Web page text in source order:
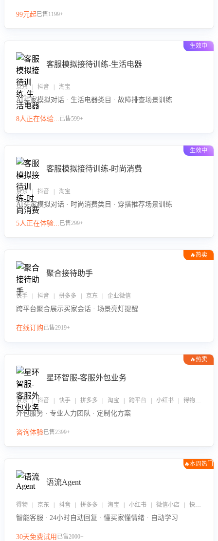
力。
99元起已售1199+
生效中
客服模拟接待训练-生活电器
京东 | 抖音 | 淘宝
AI买家模拟对话 · 生活电器类目 · 故障排查场景训练
8人正在体验...已售599+
生效中
客服模拟接待训练-时尚消费
京东 | 抖音 | 淘宝
AI买家模拟对话 · 时尚消费类目 · 穿搭推荐场景训练
5人正在体验...已售299+
🔥热卖
聚合接待助手
快手 | 抖音 | 拼多多 | 京东 | 企业微信
跨平台聚合展示买家会话 · 场景亮灯提醒
在线订购已售2919+
🔥热卖
星环智服-客服外包业务
京东 | 抖音 | 快手 | 拼多多 | 淘宝 | 跨平台 | 小红书 | 得物 | 企业微信
外包服务 · 专业人力团队 · 定制化方案
咨询体验已售2399+
🔥本周热门
语流Agent
得物 | 京东 | 抖音 | 拼多多 | 淘宝 | 小红书 | 微信小店 | 快手 | 唯品会
智能客服 · 24小时自动回复 · 懂买家懂情绪 · 自动学习
30天免费试用 已售2000+